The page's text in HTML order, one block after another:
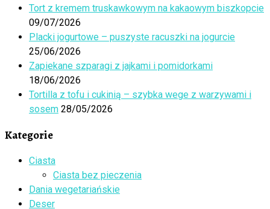
Tort z kremem truskawkowym na kakaowym biszkopcie
09/07/2026
Placki jogurtowe – puszyste racuszki na jogurcie
25/06/2026
Zapiekane szparagi z jajkami i pomidorkami
18/06/2026
Tortilla z tofu i cukinią – szybka wege z warzywami i
sosem 28/05/2026
Kategorie
Ciasta
Ciasta bez pieczenia
Dania wegetariańskie
Deser